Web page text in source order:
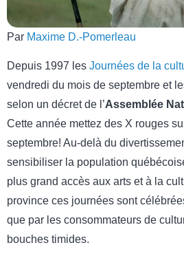
Par Maxime D.-Pomerleau
Depuis 1997 les Journées de la
vendredi du mois de septembre et
selon un décret de l’Assemblée
Cette année mettez des X rouges
septembre! Au-delà du
sensibiliser la population
plus grand accès aux arts et à la
province ces journées sont
que par les consommateurs de
bouches timides.